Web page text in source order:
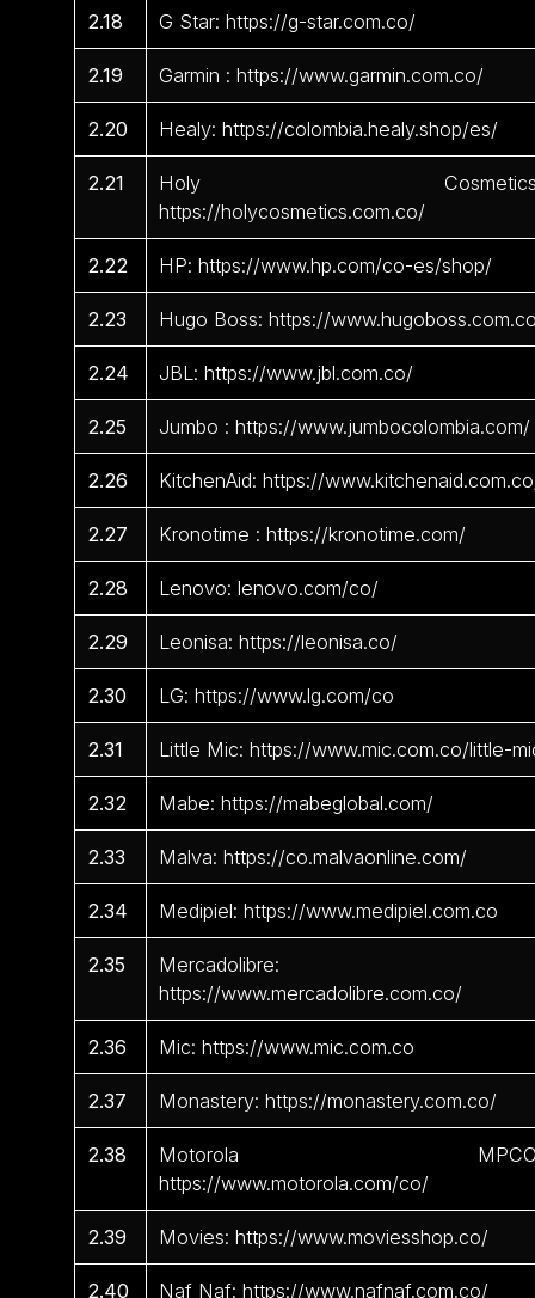
2.18 G Star: https://g-star.com.co/
2.19 Garmin : https://www.garmin.com.co/
2.20 Healy: https://colombia.healy.shop/es/
2.21
Holy
https://holycosmetics.com.co/
2.22 HP: https://www.hp.com/co-es/shop/
2.23 Hugo Boss: https://
2.24 JBL: https://www.jbl.com.co/
2.25 Jumbo : https://www.jumbocolombia.com/
2.26 KitchenAid: https://
2.27 Kronotime : https://kronotime.com/
2.28 Lenovo: lenovo.com/co/
2.29 Leonisa: https://leonisa.co/
2.30 LG: https://www.lg.com/co
2.31 Little Mic: https://www.mic.com.co/little-
2.32 Mabe: https://mabeglobal.com/
2.33 Malva: https://co.malvaonline.com/
2.34 Medipiel: https://www.medipiel.com.co
2.35
Mercadolibre:
https://www.mercadolibre.com.co/
2.36 Mic: https://www.mic.com.co
2.37 Monastery: https://monastery.com.co/
2.38
Motorola
https://www.motorola.com/co/
2.39 Movies: https://www.moviesshop.co/
2.40 Naf Naf: https://www.nafnaf.com.co/